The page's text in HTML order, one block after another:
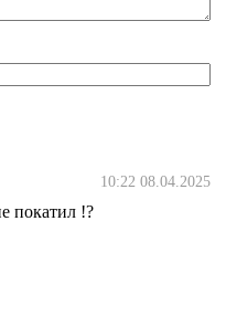
10:22 08.04.2025
покатил !?